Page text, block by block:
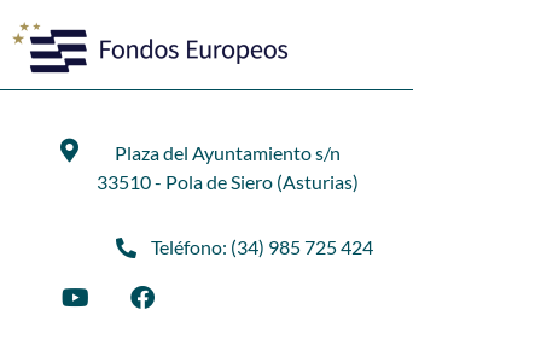
Plaza del Ayuntamiento s/n
33510 - Pola de Siero (Asturias)
Teléfono: (34) 985 725 424